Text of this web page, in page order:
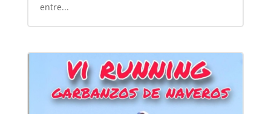
entre...